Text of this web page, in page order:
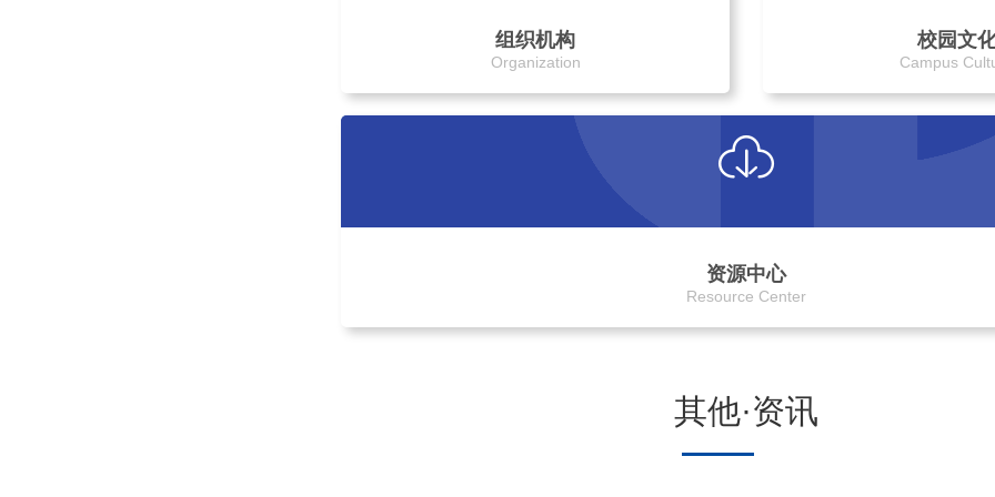
组织机构
Organization
校园文
Campus
资源中心
Resource Center
其他·资讯